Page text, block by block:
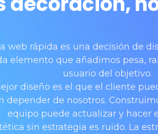
web rápida es una decisión de
elemento que añadimos pesa,
usuario del objetivo.
diseño es el que el cliente
depender de nosotros.
equipo puede actualizar y hacer
sin estrategia es ruido. La